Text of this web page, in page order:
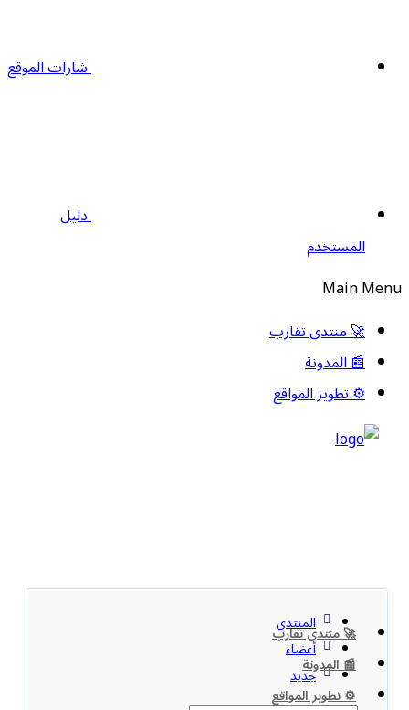
شارات الموقع
دليل
المستخدم
Main Menu
🚀 منتدى تقارب
📰 المدونة
⚙️ تطوير المواقع
🚀 منتدى تقارب
📰 المدونة
⚙️ تطوير المواقع
المنتدي
أعضاء
جديد